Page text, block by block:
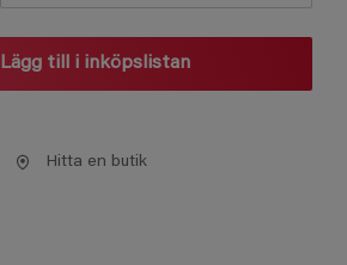
Lägg till i inköpslistan
Hitta en butik